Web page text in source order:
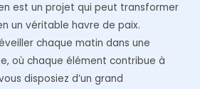
est un projet qui peut transformer
un véritable havre de paix.
chaque matin dans une
où chaque élément contribue à
disposiez d’un grand